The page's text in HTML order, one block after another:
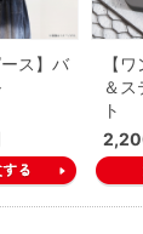
ース】バ
【
＆ス
ト